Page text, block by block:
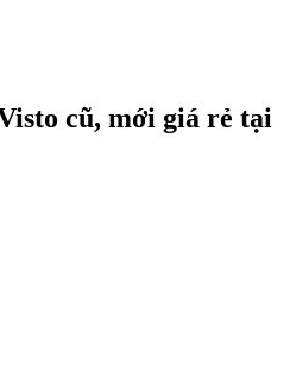
cũ, mới giá rẻ tại